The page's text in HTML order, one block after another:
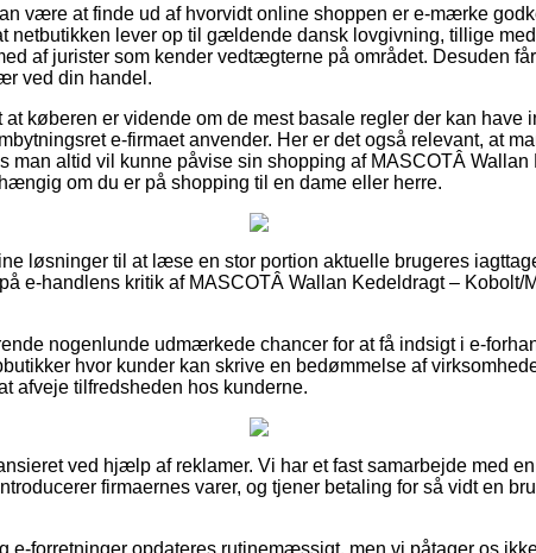
være at finde ud af hvorvidt online shoppen er e-mærke
netbutikken lever op til gældende dansk lovgivning, tillige
af jurister som kender vedtægterne på området. Desuden
ved din handel.
at køberen er vidende om de mest basale regler der kan have
e-firmaet anvender. Her er det også relevant, at
man altid vil kunne påvise sin shopping af MASCOTÂ Wallan
om du er på shopping til en dame eller herre.
løsninger til at læse en stor portion aktuelle brugeres
e-handlens kritik af MASCOTÂ Wallan Kedeldragt – Kobolt/
nogenlunde udmærkede chancer for at få indsigt i e-
hvor kunder kan skrive en bedømmelse af
afveje tilfredsheden hos kunderne.
ved hjælp af reklamer. Vi har et fast samarbejde med
firmaernes varer, og tjener betaling for så vidt en
e-forretninger opdateres rutinemæssigt, men vi påtager os